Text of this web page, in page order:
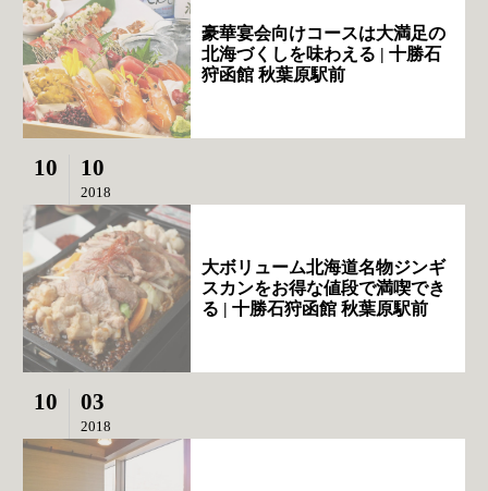
豪華宴会向けコースは大満足の
北海づくしを味わえる | 十勝石
狩函館 秋葉原駅前
10 10
2018
大ボリューム北海道名物ジンギ
スカンをお得な値段で満喫でき
る | 十勝石狩函館 秋葉原駅前
10 03
2018